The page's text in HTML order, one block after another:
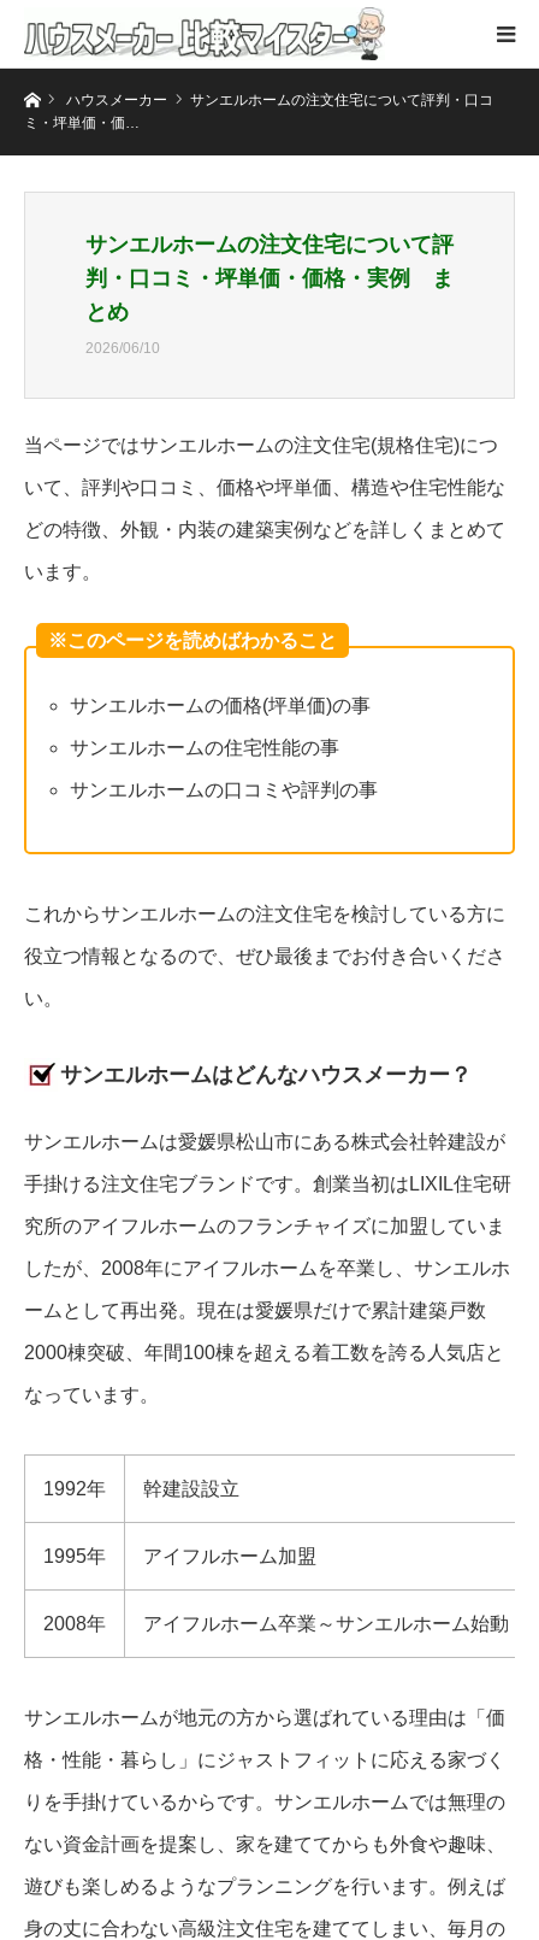
ホームハウスメーカー
サンエルホームの注文住宅について評判・口コ
ミ・坪単価・価…
サンエルホームの注文住宅について評
判・口コミ・坪単価・価格・実例 ま
とめ
2026/06/10
当ページではサンエルホームの注文住宅(規格住宅)につ
いて、評判や口コミ、価格や坪単価、構造や住宅性能な
どの特徴、外観・内装の建築実例などを詳しくまとめて
います。
※このページを読めばわかること
サンエルホームの価格(坪単価)の事
サンエルホームの住宅性能の事
サンエルホームの口コミや評判の事
これからサンエルホームの注文住宅を検討している方に
役立つ情報となるので、ぜひ最後までお付き合いくださ
い。
サンエルホームはどんなハウスメーカー？
サンエルホームは愛媛県松山市にある株式会社幹建設が
手掛ける注文住宅ブランドです。創業当初はLIXIL住宅研
究所のアイフルホームのフランチャイズに加盟していま
したが、2008年にアイフルホームを卒業し、サンエルホ
ームとして再出発。現在は愛媛県だけで累計建築戸数
2000棟突破、年間100棟を超える着工数を誇る人気店と
なっています。
1992年 幹建設設立
1995年 アイフルホーム加盟
2008年 アイフルホーム卒業～サンエルホーム始動
サンエルホームが地元の方から選ばれている理由は「価
格・性能・暮らし」にジャストフィットに応える家づく
りを手掛けているからです。サンエルホームでは無理の
ない資金計画を提案し、家を建ててからも外食や趣味、
遊びも楽しめるようなプランニングを行います。例えば
身の丈に合わない高級注文住宅を建ててしまい、毎月の